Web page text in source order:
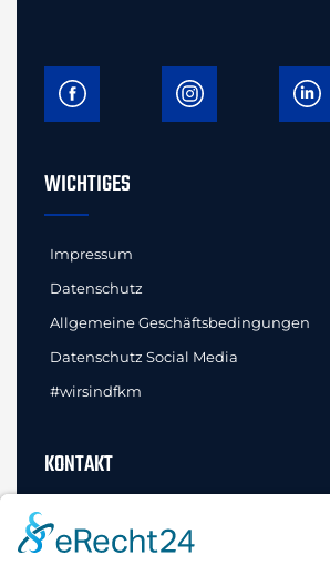
WICHTIGES
Impressum
Datenschutz
Allgemeine Geschäftsbedingungen
Datenschutz Social Media
#wirsindfkm
KONTAKT
FKM Elemente GmbH
Innovationen und Standards